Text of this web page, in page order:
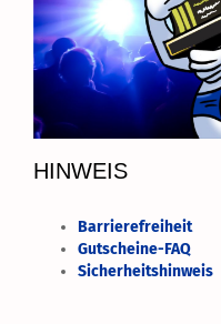
HINWEIS
Barrierefreiheit
Gutscheine-FAQ
Sicherheitshinweis